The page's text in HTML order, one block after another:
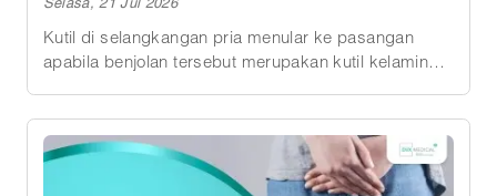
Selasa, 21 Jul 2026
Kutil di selangkangan pria menular ke pasangan
apabila benjolan tersebut merupakan kutil kelamin
antara kulit di sekitar genital, termasuk saat aktivitas
seksual tanpa penetrasi. Namun, tidak semua
benjolan di selangkangan termasuk kutil kelamin.